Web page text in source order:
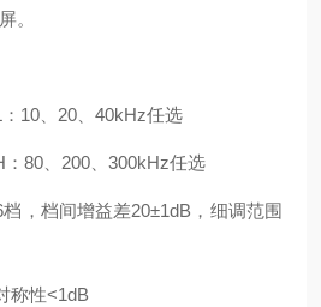
。
：10、20、40kHz任选
：80、200、300kHz任选
档，档间增益差20±1dB，细调范围
称性<1dB